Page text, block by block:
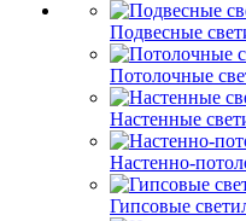
Подвесные
Потолочные
Настенные
Настенно-
Гипсовые